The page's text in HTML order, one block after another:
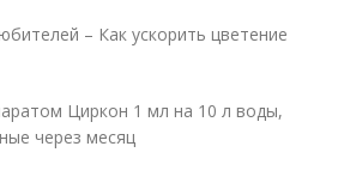
– Как ускорить цветение
Циркон 1 мл на 10 л воды,
через месяц